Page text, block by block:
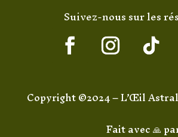
Suivez-nous sur les
Copyright ©2024 – L’Œil
Fait avec 🙏